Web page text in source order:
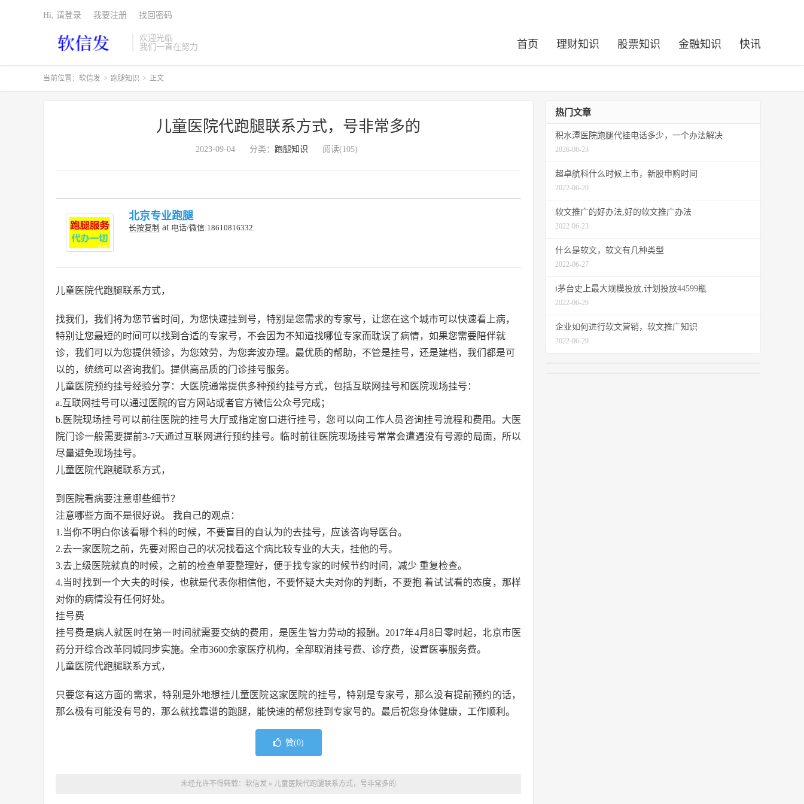
欢迎光临
我们一直在努力
首页 理财知识 股票知识 金融知识 快讯
Hi, 请登录 我要注册 找回密码
当前位置： 软信发 > 跑腿知识 > 正文
儿童医院代跑腿联系方式，号非常多的
2023-09-04 分类： 跑腿知识 阅读(105)
北京专业跑腿
长按复制 at 电话/微信:18610816332
儿童医院代跑腿联系方式，
找我们，我们将为您节省时间，为您快速挂到号，特别是您需求的专家号，让您在这个城市可以快速看上病，
特别让您最短的时间可以找到合适的专家号，不会因为不知道找哪位专家而耽误了病情，如果您需要陪伴就
诊，我们可以为您提供领诊，为您效劳，为您奔波办理。最优质的帮助，不管是挂号，还是建档，我们都是可
以的，统统可以咨询我们。提供高品质的门诊挂号服务。
儿童医院预约挂号经验分享：大医院通常提供多种预约挂号方式，包括互联网挂号和医院现场挂号：
a.互联网挂号可以通过医院的官方网站或者官方微信公众号完成；
b.医院现场挂号可以前往医院的挂号大厅或指定窗口进行挂号，您可以向工作人员咨询挂号流程和费用。大医
院门诊一般需要提前3-7天通过互联网进行预约挂号。临时前往医院现场挂号常常会遭遇没有号源的局面，所以
尽量避免现场挂号。
儿童医院代跑腿联系方式，
到医院看病要注意哪些细节？
注意哪些方面不是很好说。 我自己的观点：
1.当你不明白你该看哪个科的时候，不要盲目的自认为的去挂号，应该咨询导医台。
2.去一家医院之前，先要对照自己的状况找看这个病比较专业的大夫，挂他的号。
3.去上级医院就真的时候，之前的检查单要整理好，便于找专家的时候节约时间，减少 重复检查。
4.当时找到一个大夫的时候，也就是代表你相信他，不要怀疑大夫对你的判断，不要抱 着试试看的态度，那样
对你的病情没有任何好处。
挂号费
挂号费是病人就医时在第一时间就需要交纳的费用，是医生智力劳动的报酬。2017年4月8日零时起，北京市医
药分开综合改革同城同步实施。全市3600余家医疗机构，全部取消挂号费、诊疗费，设置医事服务费。
儿童医院代跑腿联系方式，
只要您有这方面的需求，特别是外地想挂儿童医院这家医院的挂号，特别是专家号，那么没有提前预约的话，
那么极有可能没有号的，那么就找靠谱的跑腿，能快速的帮您挂到专家号的。最后祝您身体健康，工作顺利。
赞(0)
未经允许不得转载： 软信发 » 儿童医院代跑腿联系方式，号非常多的
热门文章
积水潭医院跑腿代挂电话多少，一个办法解决
2026-06-23
超卓航科什么时候上市，新股申购时间
2022-06-20
软文推广的好办法,好的软文推广办法
2022-06-23
什么是软文，软文有几种类型
2022-06-27
i茅台史上最大规模投放,计划投放44599瓶
2022-06-29
企业如何进行软文营销，软文推广知识
2022-06-29